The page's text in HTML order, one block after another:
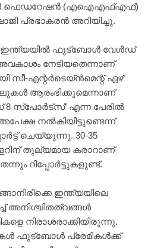
ഫെഡറേഷൻ (എഐഎഫ്എഫ്)
പ്രഭാകരൻ അറിയിച്ചു.
ഇന്ത്യയിൽ ഫുട്‌ബോൾ വേൾഡ്
നേടിയതെന്നാണ്
സീ-എന്റർടെയ്ൻമെന്റ് ഏഴ്
ആരംഭിക്കുമെന്നാണ്
സ്‌പോർട്‌സ്’ എന്ന പേരിൽ
നൽകിയിട്ടുണ്ടെന്ന്
ചെയ്യുന്നു. 30-35
തുല്യമായ കരാറാണ്
റിപ്പോർട്ടുകളുണ്ട്.
ഇന്ത്യയിലെ
അനിശ്ചിതത്വങ്ങൾ
നിരാശരാക്കിയിരുന്നു.
ഫുട്‌ബോൾ പ്രേമികൾക്ക്